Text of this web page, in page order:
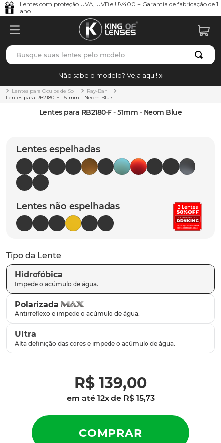
Lentes com proteção UVA, UVB e UV400 + Garantia de fabricação de 1
ano.
Busque suas lentes pelo modelo
Não sabe o modelo? Veja aqui!
Lentes para Óculos de Sol
Ray-Ban
Lentes para RB2180-F - 51mm - Neom Blue
Lentes para RB2180-F - 51mm - Neom Blue
Lentes espelhadas
Lentes não espelhadas
Tipo da Lente
Hidrofóbica
Polarizada
Ultra
R$ 139,00
em até 12x de R$ 15,73
TERMOS MAIS BUSCADOS
1º borrachas
holbrook
5º chaves
6º t-shock
7º gasket
8º parafusos
9º latch